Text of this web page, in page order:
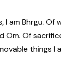
I am Bhrgu. Of
Of
things I